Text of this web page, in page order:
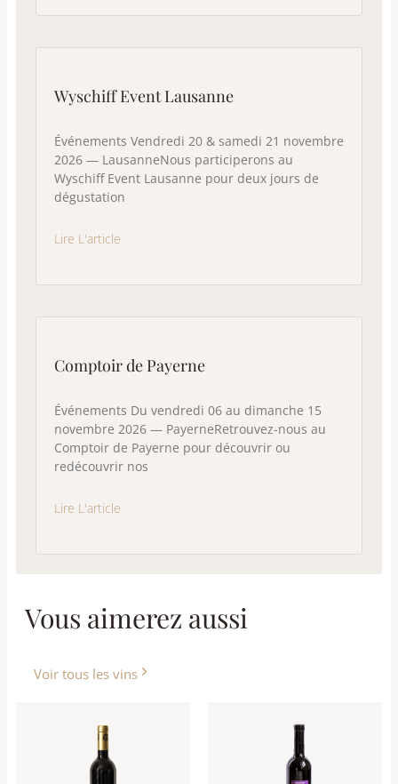
Wyschiff Event Lausanne
Événements Vendredi 20 & samedi 21 novembre
2026 — LausanneNous participerons au
Wyschiff Event Lausanne pour deux jours de
dégustation
Lire L'article
Comptoir de Payerne
Événements Du vendredi 06 au dimanche 15
novembre 2026 — PayerneRetrouvez-nous au
Comptoir de Payerne pour découvrir ou
redécouvrir nos
Lire L'article
Vous aimerez aussi
Voir tous les vins